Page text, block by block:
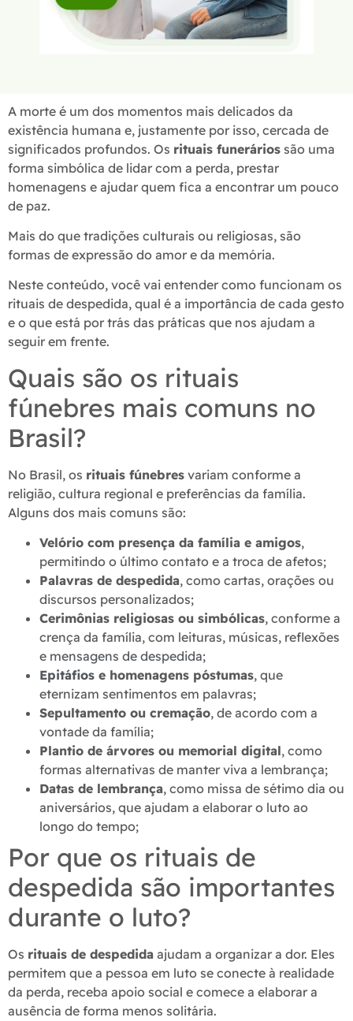
A morte é um dos momentos mais delicados da
existência humana e, justamente por isso, cercada de
significados profundos. Os rituais funerários são uma
forma simbólica de lidar com a perda, prestar
homenagens e ajudar quem fica a encontrar um pouco
de paz.
Mais do que tradições culturais ou religiosas, são
formas de expressão do amor e da memória.
Neste conteúdo, você vai entender como funcionam os
rituais de despedida, qual é a importância de cada gesto
e o que está por trás das práticas que nos ajudam a
seguir em frente.
Quais são os rituais
fúnebres mais comuns no
Brasil?
No Brasil, os rituais fúnebres variam conforme a
religião, cultura regional e preferências da família.
Alguns dos mais comuns são:
Velório com presença da família e amigos,
permitindo o último contato e a troca de afetos;
Palavras de despedida, como cartas, orações ou
discursos personalizados;
Cerimônias religiosas ou simbólicas, conforme a
crença da família, com leituras, músicas, reflexões
e mensagens de despedida;
Epitáfios e homenagens póstumas, que
eternizam sentimentos em palavras;
Sepultamento ou cremação, de acordo com a
vontade da família;
Plantio de árvores ou memorial digital, como
formas alternativas de manter viva a lembrança;
Datas de lembrança, como missa de sétimo dia ou
aniversários, que ajudam a elaborar o luto ao
longo do tempo;
Por que os rituais de
despedida são importantes
durante o luto?
Os rituais de despedida ajudam a organizar a dor. Eles
permitem que a pessoa em luto se conecte à realidade
da perda, receba apoio social e comece a elaborar a
ausência de forma menos solitária.